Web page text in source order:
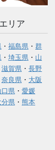
リア
・ 福島県 ・ 群
・ 埼玉県 ・ 山
滋賀県 ・ 長野
奈良県 ・ 大阪
口県 ・ 愛媛
分県 ・ 熊本